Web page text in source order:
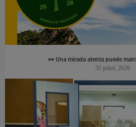
👀 Una mirada atenta puede
31 juliol, 2026